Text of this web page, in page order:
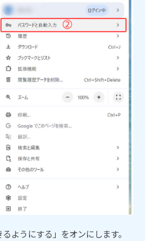
ようにする」をオンにします。